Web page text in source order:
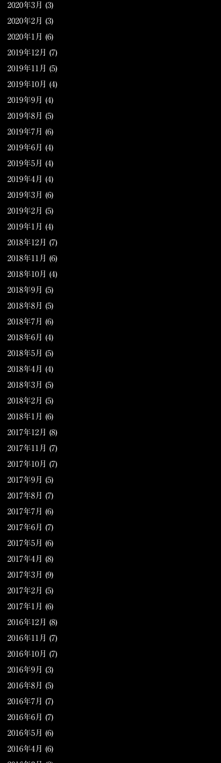
2020年3月 (3)
2020年2月 (3)
2020年1月 (6)
2019年12月 (7)
2019年11月 (5)
2019年10月 (4)
2019年9月 (4)
2019年8月 (5)
2019年7月 (6)
2019年6月 (4)
2019年5月 (4)
2019年4月 (4)
2019年3月 (6)
2019年2月 (5)
2019年1月 (4)
2018年12月 (7)
2018年11月 (6)
2018年10月 (4)
2018年9月 (5)
2018年8月 (5)
2018年7月 (6)
2018年6月 (4)
2018年5月 (5)
2018年4月 (4)
2018年3月 (5)
2018年2月 (5)
2018年1月 (6)
2017年12月 (8)
2017年11月 (7)
2017年10月 (7)
2017年9月 (5)
2017年8月 (7)
2017年7月 (6)
2017年6月 (7)
2017年5月 (6)
2017年4月 (8)
2017年3月 (9)
2017年2月 (5)
2017年1月 (6)
2016年12月 (8)
2016年11月 (7)
2016年10月 (7)
2016年9月 (3)
2016年8月 (5)
2016年7月 (7)
2016年6月 (7)
2016年5月 (6)
2016年4月 (6)